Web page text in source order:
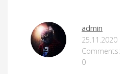
ОРУЖИЕ МИРА
admin
25.11.2020
Comments:
0